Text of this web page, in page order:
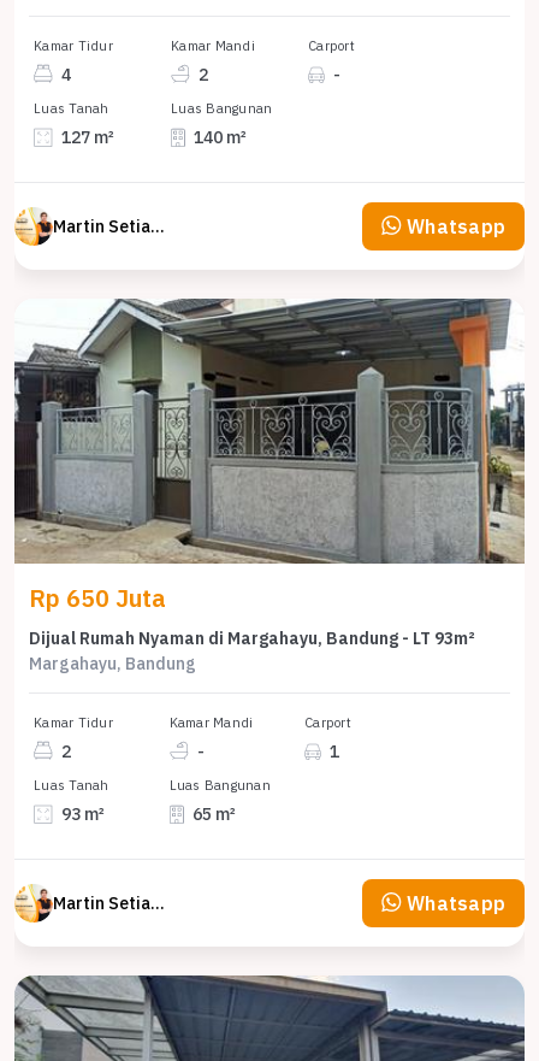
Kamar Tidur
4
Kamar Mandi
2
Carport
-
Luas Tanah
127 m²
Luas Bangunan
140 m²
Martin Setiawan Tjandra Whatsapp
Rp 650 Juta
Dijual Rumah Nyaman di Margahayu, Bandung - LT 93m²
Margahayu, Bandung
Kamar Tidur
2
Kamar Mandi
-
Carport
1
Luas Tanah
93 m²
Luas Bangunan
65 m²
Martin Setiawan Tjandra Whatsapp